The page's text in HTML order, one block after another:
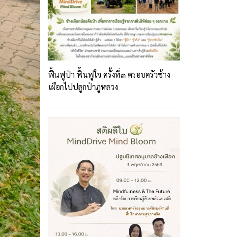
ฟื้นฟูป่า ฟื้นฟูใจ ครั้งที่๓ ครอบครัวช้าง
เผือกไปปลูกป่าภูหลวง